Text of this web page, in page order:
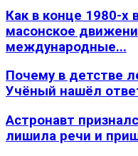
Как в конце 1980-х
масонское
международные...
Почему в детстве
Учёный нашёл
Астронавт
лишила речи и